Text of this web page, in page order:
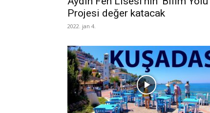
Projesi değer katacak
2022. jan 4.